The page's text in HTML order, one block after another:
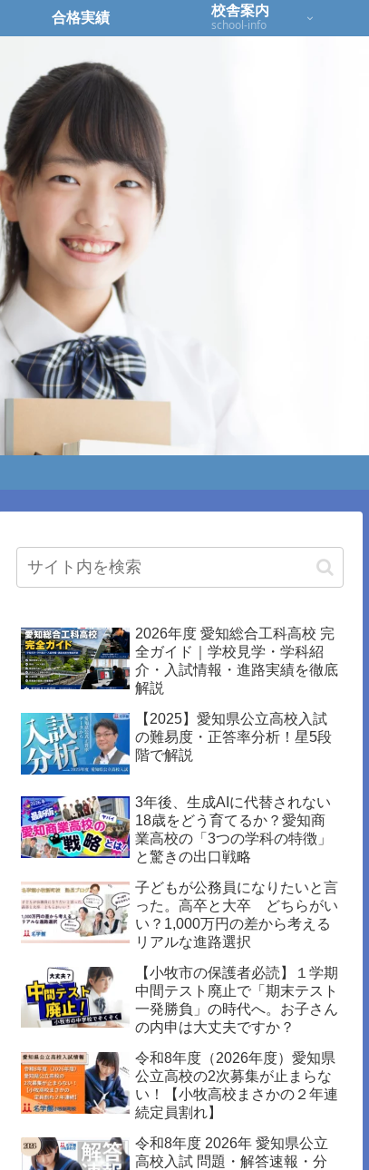
合格実績
校舎案内
school-info
2026年度 愛知総合工科高校 完
全ガイド｜学校見学・学科紹
介・入試情報・進路実績を徹底
解説
【2025】愛知県公立高校入試
の難易度・正答率分析！星5段
階で解説
3年後、生成AIに代替されない
18歳をどう育てるか？愛知商
業高校の「3つの学科の特徴」
と驚きの出口戦略
子どもが公務員になりたいと言
った。高卒と大卒 どちらがい
い？1,000万円の差から考える
リアルな進路選択
【小牧市の保護者必読】１学期
中間テスト廃止で「期末テスト
一発勝負」の時代へ。お子さん
の内申は大丈夫ですか？
令和8年度（2026年度）愛知県
公立高校の2次募集が止まらな
い！【小牧高校まさかの２年連
続定員割れ】
令和8年度 2026年 愛知県公立
高校入試 問題・解答速報・分